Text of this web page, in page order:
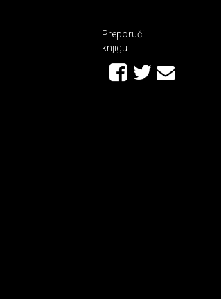
Preporuči
knjigu